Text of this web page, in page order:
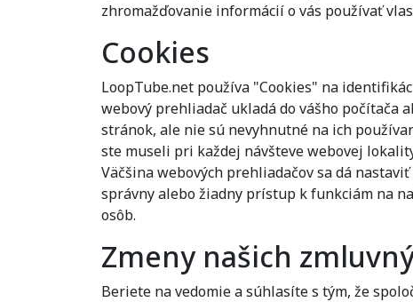
zhromažďovanie informácií o vás používať
Cookies
LoopTube.net používa "Cookies" na
webový prehliadač ukladá do vášho počítača
stránok, ale nie sú nevyhnutné na ich
ste museli pri každej návšteve webovej
Väčšina webových prehliadačov sa dá
správny alebo žiadny prístup k funkciám na
osôb.
Zmeny našich
Beriete na vedomie a súhlasíte s tým, že